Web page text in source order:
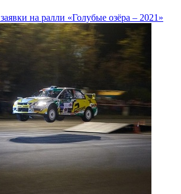
на ралли «Голубые озёра – 2021»